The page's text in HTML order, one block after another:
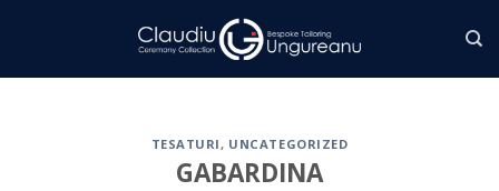
TESATURI, UNCATEGORIZED
GABARDINA